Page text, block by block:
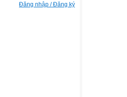
Đăng nhập / Đăng ký